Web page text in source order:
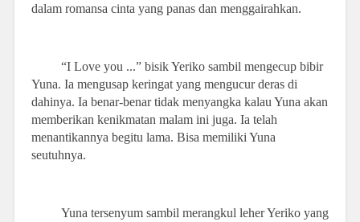
dalam romansa cinta yang panas dan menggairahkan.
“I Love you ...” bisik Yeriko sambil mengecup bibir
Yuna. Ia mengusap keringat yang mengucur deras di
dahinya. Ia benar-benar tidak menyangka kalau Yuna akan
memberikan kenikmatan malam ini juga. Ia telah
menantikannya begitu lama. Bisa memiliki Yuna
seutuhnya.
Yuna tersenyum sambil merangkul leher Yeriko yang